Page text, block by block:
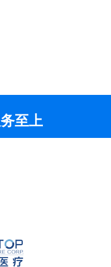
至上